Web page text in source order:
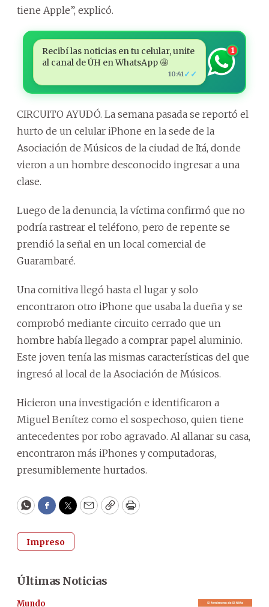
tiene Apple”, explicó.
Recibí las noticias en tu celular, unite
al canal de ÚH en WhatsApp 🤩
10:41 ✓✓
1
CIRCUITO AYUDÓ. La semana pasada se reportó el
hurto de un celular iPhone en la sede de la
Asociación de Músicos de la ciudad de Itá, donde
vieron a un hombre desconocido ingresar a una
clase.
Luego de la denuncia, la víctima confirmó que no
podría rastrear el teléfono, pero de repente se
prendió la señal en un local comercial de
Guarambaré.
Una comitiva llegó hasta el lugar y solo
encontraron otro iPhone que usaba la dueña y se
comprobó mediante circuito cerrado que un
hombre había llegado a comprar papel aluminio.
Este joven tenía las mismas características del que
ingresó al local de la Asociación de Músicos.
Hicieron una investigación e identificaron a
Miguel Benítez como el sospechoso, quien tiene
antecedentes por robo agravado. Al allanar su casa,
encontraron más iPhones y computadoras,
presumiblemente hurtados.
WhatsApp
Facebook
Twitter
EmailCopyPrint
Impreso
Últimas Noticias
Mundo